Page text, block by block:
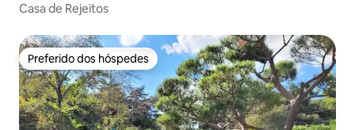
Casa de Rejeitos
Preferido dos hóspedes
Preferido dos hóspedes